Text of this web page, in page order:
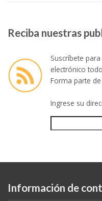
Suscríbete
Forma parte
Ingrese su